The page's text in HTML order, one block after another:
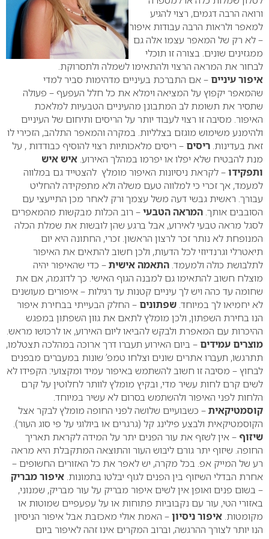
ורואה הרבה דגמים, רצוי להגיע
למאפר ולראות הרבה עבודות איפור
– לא רק של המאפר עצמו אלה גם
ממגזינים שונים. בצורה זו תוכלי
לבחור את המראה הרצוי ולהתאימו לשמלה ולתסרוקת.
איפור עיניים – אם התברכת בעיניים מדהימות סביר למדי
שהמאפר יקפוץ על המציאה וימלא את כל חלל העפעף – פעולה
שתסיר את תשומת לב המתבונן מהעיניים הטבעיות למלאכת
האיפור. מסיבה זו רצוי לעבוד יותר על הריסים ותיחום של העיניים
ולהימנע משימוש מוגזם בצלליות. במקרה והמאפר התלהב, הזכירי לו
זאת בעדינות. ריסים – ריסים מלאכותיות רצוי להוסיף כבודדות , על
מנת להבטיח שלא יפלו או יפרמו במהלך האירוע. איש איש
ותפקידו– לקראת ניסיונות האיפור מומלץ להצטייד גם במלווה
למעמד, אך זכרי כי למלווה טעם משלה ולא מתפקידה להחליט
עבורך. ראשית גבשי דעה משל עצמך ורק לאחר מכן התייעצי עם
הסובבים אותך. המראה הטבעי– רוב הכלות מבקשות מהמאפרים
לסגל מראה טבעי לאירוע, אבל ברגע שהן לובשות את שמלת הכלה
המנופחת לא נותר זכר לרצון הראשון. זכרי, החתונה היא יום
תיאטרלי וגרנדיוזי לכל הדעות, ולכן חשוב להתאים את האיפור
לתלבושת כולה ולמעמד. התאמה אישית– כדי שהאיפור יהיה
מוצלח חשוב להתאימו גם למבנה הגוף האישי. כך לדוגמה, אם את
שחומה עד כהה ויש לך עיניים קטנות עד רגילות – איפורים מעושנים
לא יחמיאו לך במיוחד. שפתונים – החלק הבעייתי בבחירת איפור
הנו בחירת השפתון, ולכן מומלץ לתאם את גוון השפתון במפגש
ההיכרות עם המאפרת ולבקש להביאו ליום האירוע, או לרכושו מראש.
מוצרים עמידים – ביום האירוע תעברו דרך ארוכה במהלכה תצטלמו,
תתרגשו, תעברו אתרים שונים וצלחו טמפ’ שונות במעברים מבפנים
לבחוץ – מסיבה זו חשוב להשתמש באיפור עמיד ומקצועי: הקפידו לא
לשים קרם לחות עשיר מדי, ובקיץ מומלץ לוותר לחלוטין על קרם
הלחות לפני האיפור ולהשתמש בסרום לא עשיר במיוחד.
קוסמטיקאית– כשבועיים שלושה לפני החופה מומלץ לבקר אצל
הקוסמטיקאית ולבצע פילינג קל (גרגרים או ביולוגי על פי סוג העור).
שיזוף – אין לשזף את עור הפנים יתר על המידה לקראת תאריך
החופה. שיזוף יתר גורם ליבוש העור והתוצאה המתקבלת היא מראה
רע של המייק אפ. בכל מקרה, יש לאפר את כל האזורים החשופים –
אחרת הבדלי השיזוף בין הפנים לגוף יבלטו בתמונות. איפור מבריק
– בשום פנים ואופן אין לשים איפור מבריק על עור מבריק, שמנוני,
באזורי הטי, עור עם נקבוביות פתוחות או על עפעפיים שמוטות או
מקומטות. איפור ניסיון– האמת אולי מאכזבת אבל איפור הניסיון
הנו יותר לצורך ההרגשה, וברוב המקרים אינו זהה לאיפור ביום